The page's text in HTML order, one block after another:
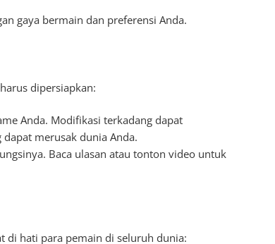
gaya bermain dan preferensi Anda.
dipersiapkan:
Anda. Modifikasi terkadang dapat
merusak dunia Anda.
Baca ulasan atau tonton video untuk
di hati para pemain di seluruh dunia: